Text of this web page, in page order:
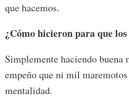
que hacemos.
¿Cómo hicieron para que
Simplemente haciendo buena
empeño que ni mil
mentalidad.